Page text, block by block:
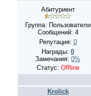
Абитуриент
Группа: Пользователи
Сообщений: 4
Репутация: 0
Награды: 0
Замечания: 0%
Статус: Offline
Krolick